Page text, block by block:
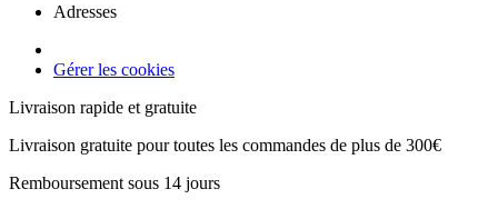
Adresses
Gérer les cookies
Livraison rapide et gratuite
Livraison gratuite pour toutes les commandes de plus de 300€
Remboursement sous 14 jours